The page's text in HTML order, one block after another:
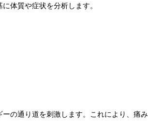
体質や症状を分析します。
の通り道を刺激します。これにより、痛み